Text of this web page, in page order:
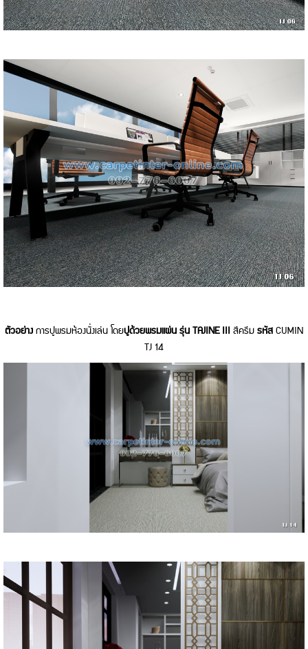
ตัวอย่างการปูพรมห้องนั่งเล่น โดยปูด้วยพรมแผ่นรุ่นTAJINE IIIสีครีมรหัสCUMIN
TJ 14